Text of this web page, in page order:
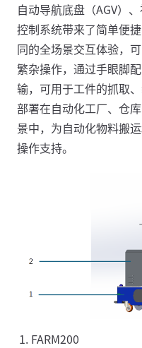
自动导航底盘（AGV）
控制系统带来了简单便
同的全场景交互体验，
繁杂操作，通过手眼脚
输，可用于工件的抓取
部署在自动化工厂、仓
景中，为自动化物料搬
操作支持。
FARM200